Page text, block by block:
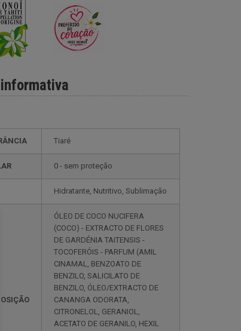
Tiaré
0 - sem proteção
Hidratante, Nutritivo, Sublimação
ÓLEO DE COCO NUCIFERA
(COCO) - EXTRACTO DE FLORES
DE GARDÉNIA TAITENSIS -
TOCOFERÓIS - PARFUM (AMIL
CINAMAL, BENZOATO DE
BENZILO, SALICILATO DE
BENZILO, ÓLEO/EXTRACTO DE
CANANGA ODORATA,
CITRONELOL, GERANIOL,
ACETATO DE GERANILO, HEXIL